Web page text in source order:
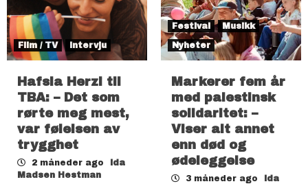
Film / TV Intervju
Hafsia Herzi til
TBA: – Det som
rørte meg mest,
var følelsen av
trygghet
2 måneder ago
Ida
Madsen Hestman
Festival
Musikk
Nyheter
Markerer fem år
med palestinsk
solidaritet: –
Viser alt annet
enn død og
ødeleggelse
3 måneder ago
Ida